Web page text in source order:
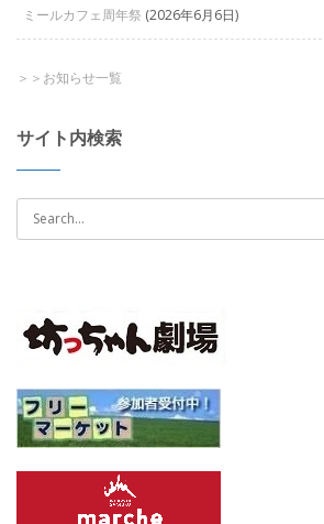
ミールカフェ周年祭 (2026年6月6日)
＞＞お知らせ一覧
サイト内検索
Search
for: